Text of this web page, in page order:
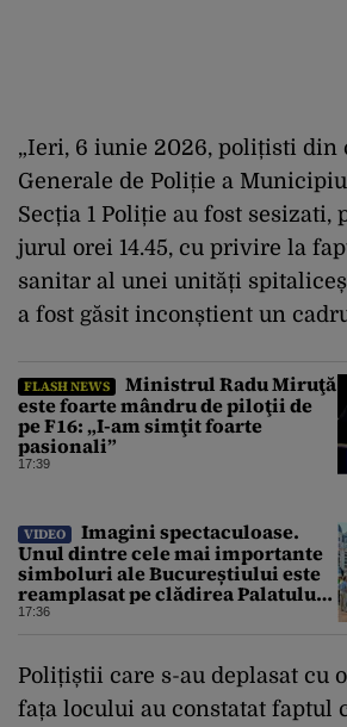
„Ieri, 6 iunie 2026, polițisti din
Generale de Poliție a
Secția 1 Poliție au fost sesizati,
jurul orei 14.45, cu privire la
sanitar al unei unități
a fost găsit inconștient un
FLASH NEWS
Ministrul Radu Miruţă
este foarte mândru de piloţii de
pe F16: „I-am simţit foarte
pasionali”
17:39
VIDEO
Imagini spectaculoase.
Unul dintre cele mai importante
simboluri ale Bucureștiului este
reamplasat pe clădirea Palatului
Universității
17:36
Polițiștii care s-au deplasat cu
fața locului au constatat faptul